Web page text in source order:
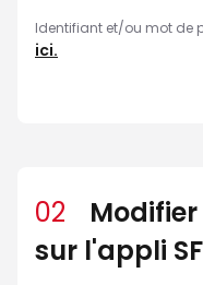
Identifiant et/ou mot de
ici.
02
sur l'appli